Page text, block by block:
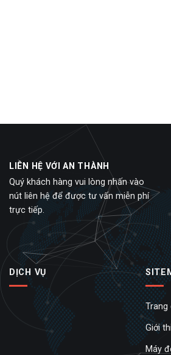
LIÊN HỆ VỚI AN THÀNH
Quý khách hàng vui lòng nhấn vào
nút liên hệ để được tư vấn miễn phí
trực tiếp.
DỊCH VỤ
Trang
Giới
Máy